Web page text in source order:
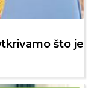
što je